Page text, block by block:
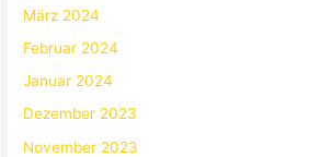
März 2024
Februar 2024
Januar 2024
Dezember 2023
November 2023